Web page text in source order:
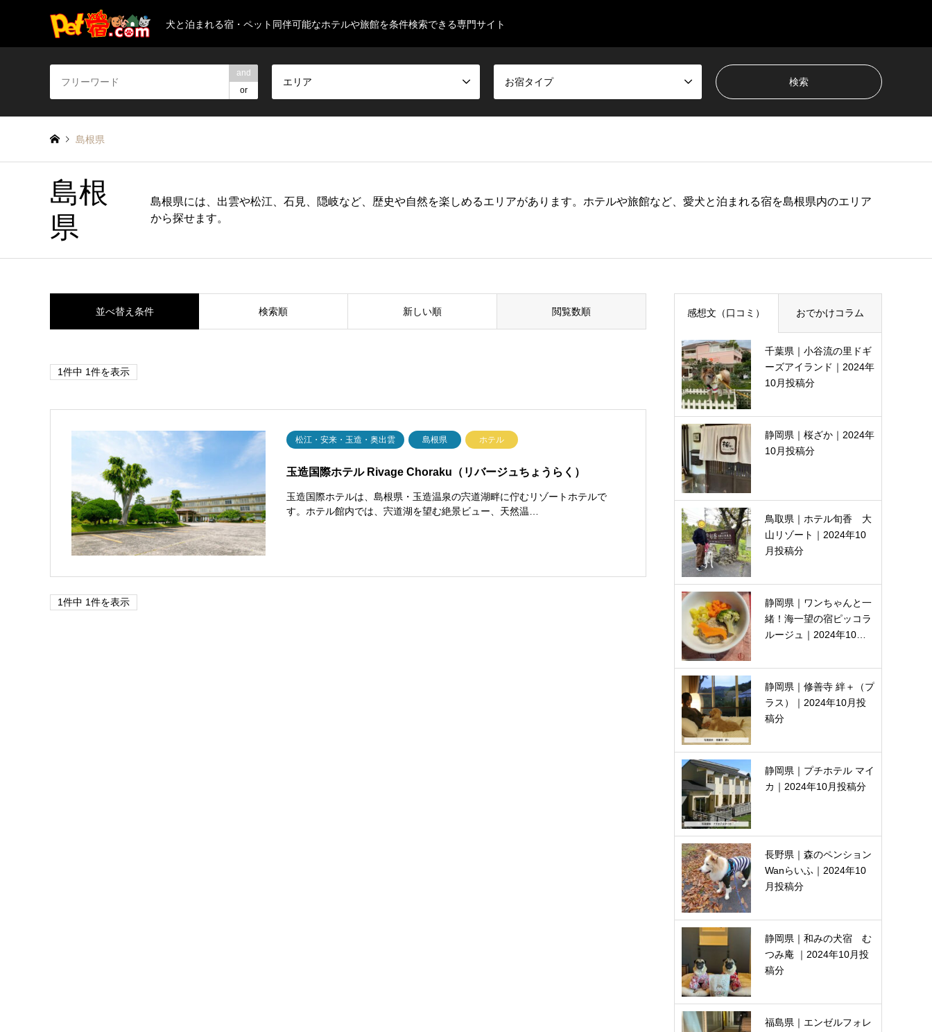
犬と泊まれる宿・ペット同伴可能なホテルや旅館を条件検索できる専門サイト
and
or
エリア お宿タイプ
島根県
島根
県
島根県には、出雲や松江、石見、隠岐など、歴史や自然を楽しめるエリアがあります。ホテルや旅館など、愛犬と泊まれる宿を島根県内のエリア
から探せます。
並べ替え条件 検索順 新しい順 閲覧数順
1件中 1件を表示
松江・安来・玉造・奥出雲 島根県 ホテル
玉造国際ホテル Rivage Choraku（リバージュちょうらく）
玉造国際ホテルは、島根県・玉造温泉の宍道湖畔に佇むリゾートホテルで
す。ホテル館内では、宍道湖を望む絶景ビュー、天然温…
1件中 1件を表示
感想文（口コミ） おでかけコラム
千葉県｜小谷流の里ドギ
ーズアイランド｜2024年
10月投稿分
静岡県｜桜ざか｜2024年
10月投稿分
鳥取県｜ホテル旬香 大
山リゾート｜2024年10
月投稿分
静岡県｜ワンちゃんと一
緒！海一望の宿ピッコラ
ルージュ｜2024年10…
静岡県｜修善寺 絆＋（プ
ラス）｜2024年10月投
稿分
静岡県｜プチホテル マイ
カ｜2024年10月投稿分
長野県｜森のペンション
Wanらいふ｜2024年10
月投稿分
静岡県｜和みの犬宿 む
つみ庵 ｜2024年10月投
稿分
福島県｜エンゼルフォレ